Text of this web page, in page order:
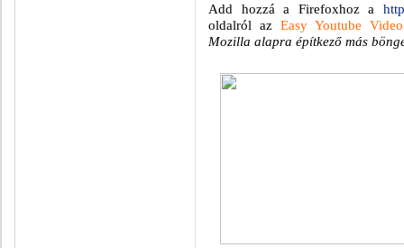
Add hozzá a Firefoxhoz a
oldalról az Easy Youtube
Mozilla alapra építkező más